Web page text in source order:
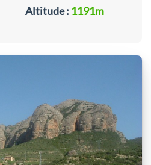
Altitude : 1191m